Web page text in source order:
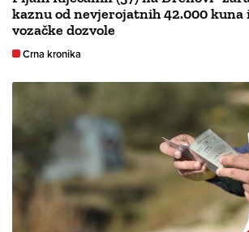
kaznu od nevjerojatnih 42.000 kuna
vozačke dozvole
Crna kronika